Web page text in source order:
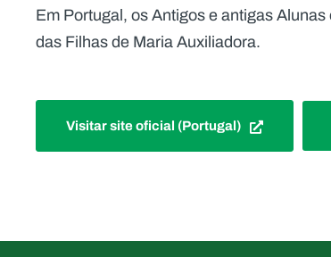
Em Portugal, os Antigos e antigas
das Filhas de Maria Auxiliadora.
Visitar site oficial (Portugal)